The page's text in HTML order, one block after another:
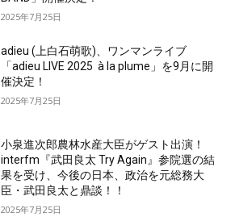
2025年7月25日
adieu (上白石萌歌)、ワンマンライブ
「adieu LIVE 2025 à la plume」を9月に開
催決定！
2025年7月25日
小泉進次郎農林水産大臣がゲスト出演！
interfm『武田良太 Try Again』参院選の結
果を受け、今後の日本、政治を元総務大
臣・武田良太と鼎談！！
2025年7月25日